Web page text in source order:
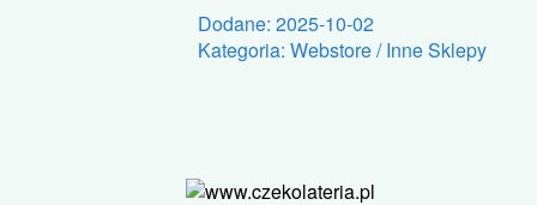
Dodane: 2025-10-02
Kategoria: Webstore / Inne Sklepy